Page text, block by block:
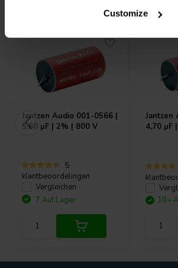
Customize
Jantzen Audio 001-0566 |
5,60 µF | 2% | 800 V
5
klantbeoordelingen
Vergleichen
7 Auf Lager
Jantzen
4,70 µF
10+